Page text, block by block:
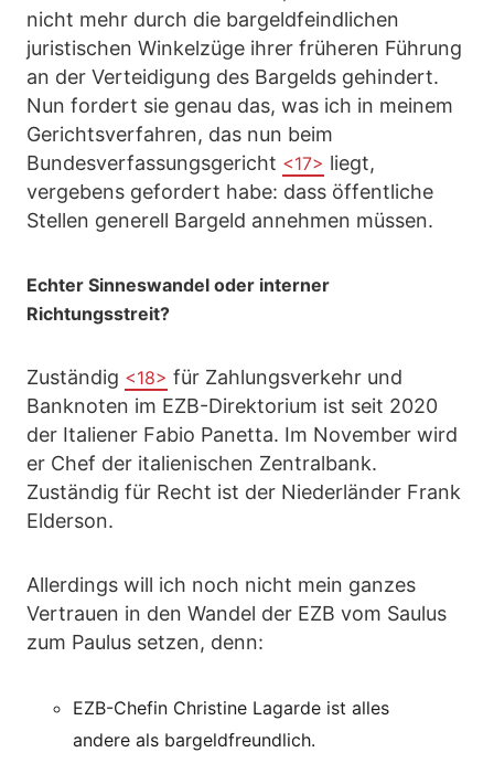
nicht mehr durch die bargeldfeindlichen
juristischen Winkelzüge ihrer früheren Führung
an der Verteidigung des Bargelds gehindert.
Nun fordert sie genau das, was ich in meinem
Gerichtsverfahren, das nun beim
Bundesverfassungsgericht <17> liegt,
vergebens gefordert habe: dass öffentliche
Stellen generell Bargeld annehmen müssen.
Echter Sinneswandel oder interner
Richtungsstreit?
Zuständig <18> für Zahlungsverkehr und
Banknoten im EZB-Direktorium ist seit 2020
der Italiener Fabio Panetta. Im November wird
er Chef der italienischen Zentralbank.
Zuständig für Recht ist der Niederländer Frank
Elderson.
Allerdings will ich noch nicht mein ganzes
Vertrauen in den Wandel der EZB vom Saulus
zum Paulus setzen, denn:
EZB-Chefin Christine Lagarde ist alles
andere als bargeldfreundlich.